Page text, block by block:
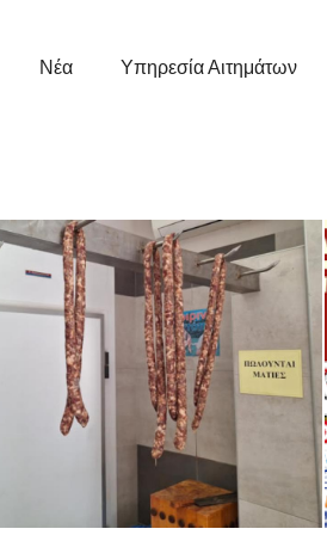
Νέα Υπηρεσία Αιτημάτων